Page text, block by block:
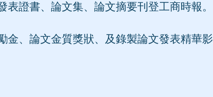
表證書、論文集、論文摘要刊登工商時報。
金、論文金質獎狀、及錄製論文發表精華